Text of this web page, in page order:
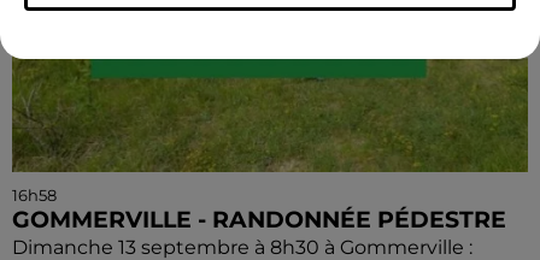
16h58
GOMMERVILLE - RANDONNÉE PÉDESTRE
Dimanche 13 septembre à 8h30 à Gommerville :